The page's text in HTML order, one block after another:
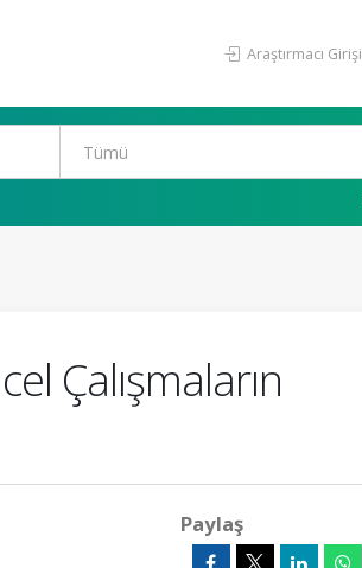
Araştırmacı Girişi
Çalışmaların
Paylaş